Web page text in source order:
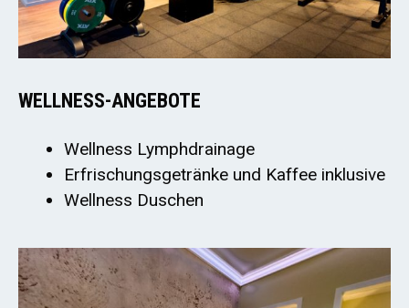
WELLNESS-ANGEBOTE
Wellness Lymphdrainage
Erfrischungsgetränke und Kaffee inklusive
Wellness Duschen